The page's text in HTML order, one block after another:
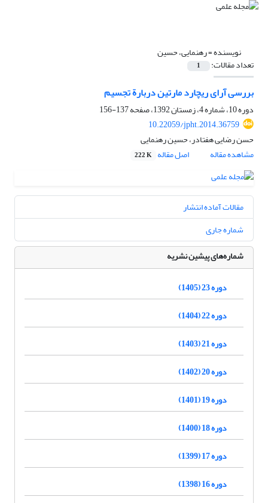
نویسنده =رهنمایی، حسین
تعداد مقالات: 1
بررسی آرای ریچارد مارتین دربارة تجسیم
دوره 10، شماره 4، زمستان 1392، صفحه
137-156
10.22059/jpht.2014.36759
حسن رضایی هفتادر، حسین رهنمایی
مشاهده مقاله
اصل مقاله 222 K
مقالات آماده انتشار
شماره جاری
شماره‌های پیشین نشریه
دوره 23 (1405)
دوره 22 (1404)
دوره 21 (1403)
دوره 20 (1402)
دوره 19 (1401)
دوره 18 (1400)
دوره 17 (1399)
دوره 16 (1398)